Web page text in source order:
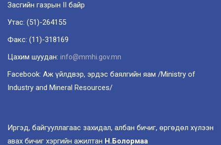
Засгийн газрын II байр
Утас: (51)-264155
Факс: (11)-318169
Цахим шуудан: info@mmhi.gov.mn
Facebook: Аж үйлдвэр, эрдэс баялгийн яам /Ministry of
Industry and Mineral Resources/
Иргэд, байгууллагаас захидал, албан бичиг, өргөдөл хүлээн
авах бичиг хэргийн ажилтан Н.Болормаа